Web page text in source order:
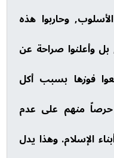
وحاربوا هذه
بل وأعلنوا صراحة عن
فوزها بسبب أكل
حرصاً منهم على عدم
الإسلام. وهذا يدل